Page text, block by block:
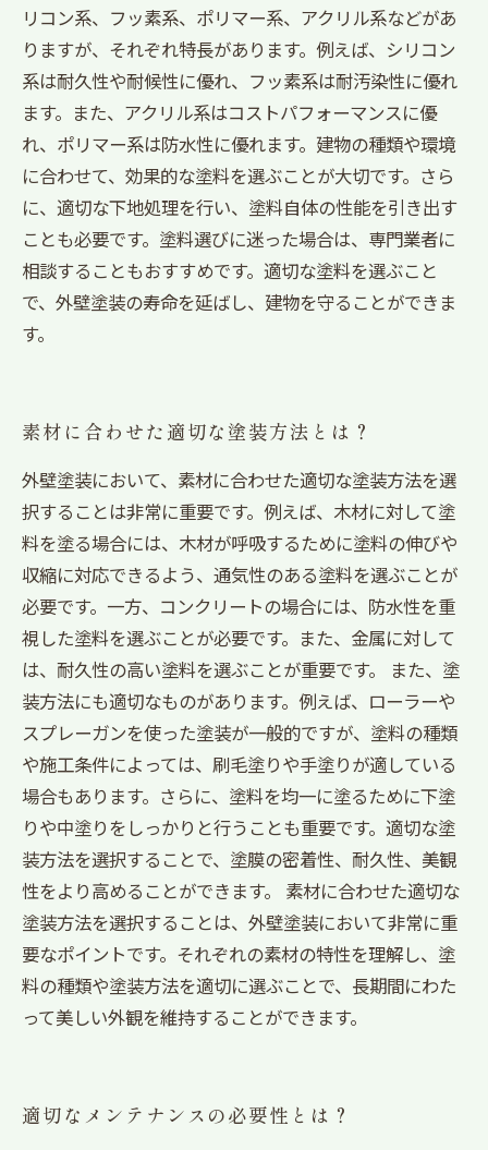
リコン系、フッ素系、ポリマー系、アクリル系などがあ
りますが、それぞれ特長があります。例えば、シリコン
系は耐久性や耐候性に優れ、フッ素系は耐汚染性に優れ
ます。また、アクリル系はコストパフォーマンスに優
れ、ポリマー系は防水性に優れます。建物の種類や環境
に合わせて、効果的な塗料を選ぶことが大切です。さら
に、適切な下地処理を行い、塗料自体の性能を引き出す
ことも必要です。塗料選びに迷った場合は、専門業者に
相談することもおすすめです。適切な塗料を選ぶこと
で、外壁塗装の寿命を延ばし、建物を守ることができま
す。
素材に合わせた適切な塗装方法とは？
外壁塗装において、素材に合わせた適切な塗装方法を選
択することは非常に重要です。例えば、木材に対して塗
料を塗る場合には、木材が呼吸するために塗料の伸びや
収縮に対応できるよう、通気性のある塗料を選ぶことが
必要です。一方、コンクリートの場合には、防水性を重
視した塗料を選ぶことが必要です。また、金属に対して
は、耐久性の高い塗料を選ぶことが重要です。 また、塗
装方法にも適切なものがあります。例えば、ローラーや
スプレーガンを使った塗装が一般的ですが、塗料の種類
や施工条件によっては、刷毛塗りや手塗りが適している
場合もあります。さらに、塗料を均一に塗るために下塗
りや中塗りをしっかりと行うことも重要です。適切な塗
装方法を選択することで、塗膜の密着性、耐久性、美観
性をより高めることができます。 素材に合わせた適切な
塗装方法を選択することは、外壁塗装において非常に重
要なポイントです。それぞれの素材の特性を理解し、塗
料の種類や塗装方法を適切に選ぶことで、長期間にわた
って美しい外観を維持することができます。
適切なメンテナンスの必要性とは？